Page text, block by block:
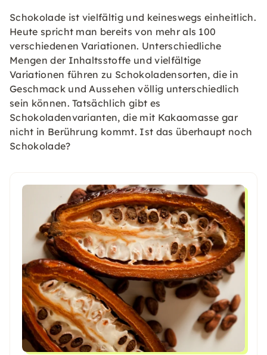
Schokolade ist vielfältig und keineswegs einheitlich.
Heute spricht man bereits von mehr als 100
verschiedenen Variationen. Unterschiedliche
Mengen der Inhaltsstoffe und vielfältige
Variationen führen zu Schokoladensorten, die in
Geschmack und Aussehen völlig unterschiedlich
sein können. Tatsächlich gibt es
Schokoladenvarianten, die mit Kakaomasse gar
nicht in Berührung kommt. Ist das überhaupt noch
Schokolade?